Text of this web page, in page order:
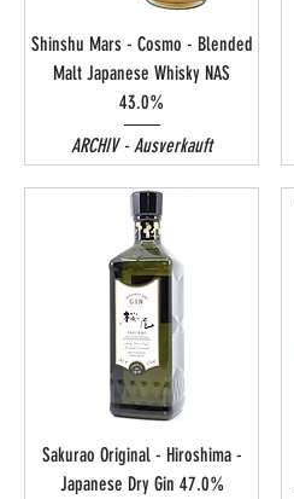
Shinshu Mars - Cosmo - Blended
Malt Japanese Whisky NAS
43.0%
ARCHIV - Ausverkauft
Sakurao Original - Hiroshima -
Japanese Dry Gin 47.0%